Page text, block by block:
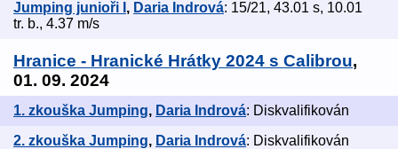
Jumping junioři I , Daria Indrová: 15/21, 43.01 s, 10.01
tr. b., 4.37 m/s
Hranice - Hranické Hrátky 2024 s Calibrou,
01. 09. 2024
1. zkouška Jumping, Daria Indrová: Diskvalifikován
2. zkouška Jumping, Daria Indrová: Diskvalifikován